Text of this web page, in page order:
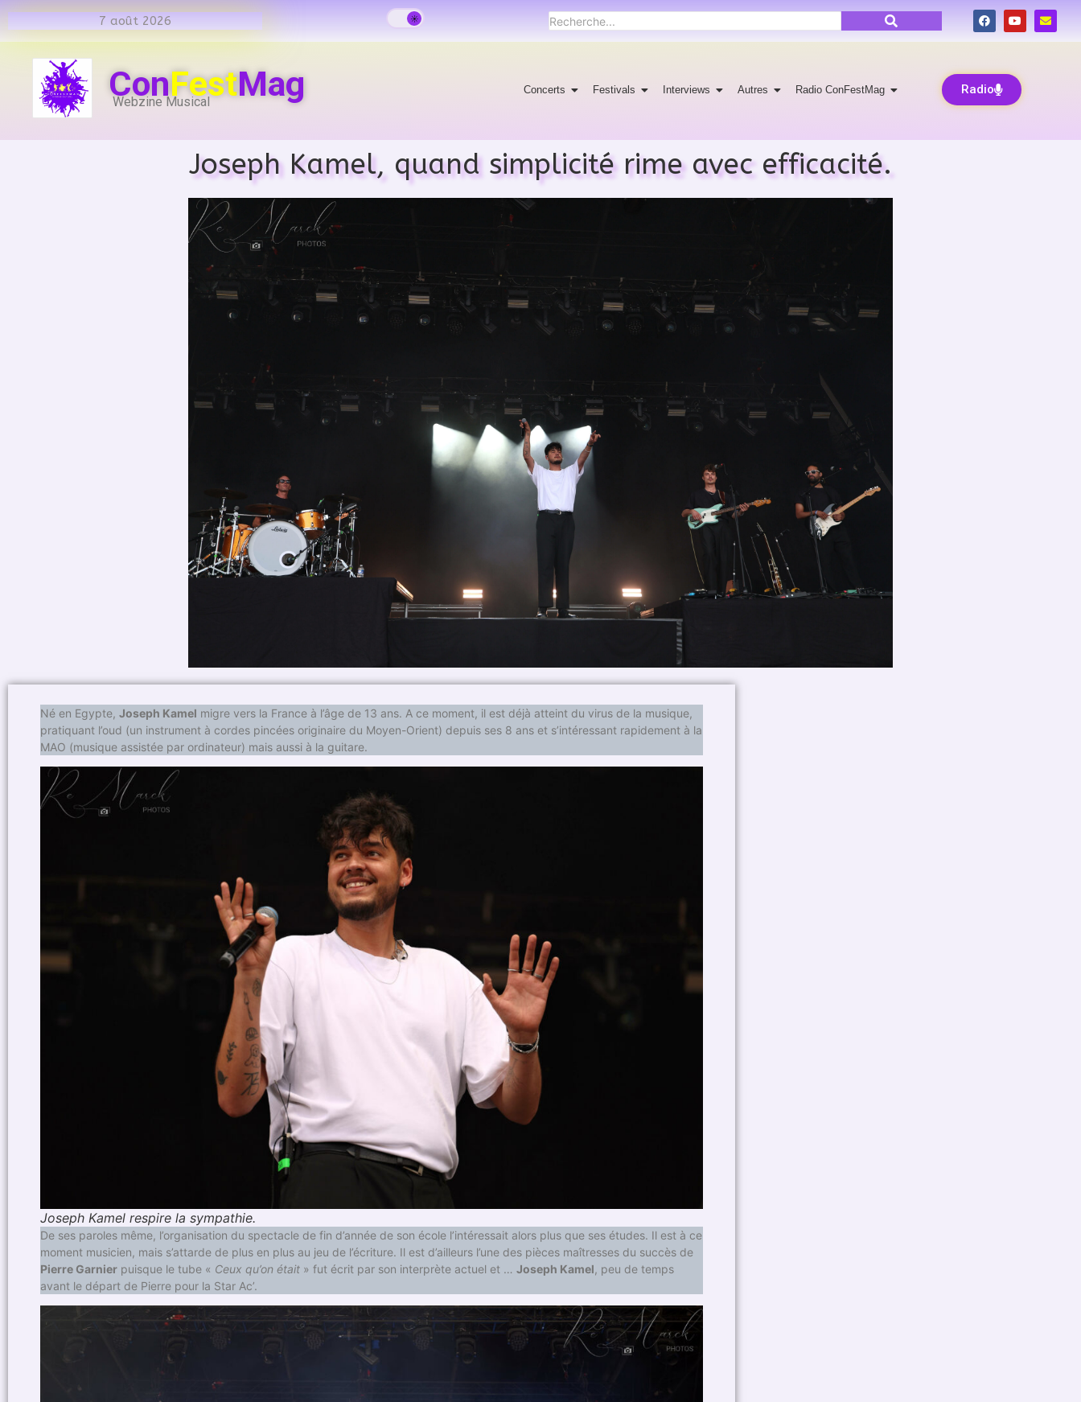
7 août 2026
ConFestMag
Webzine Musical
Concerts Festivals Interviews Autres Radio ConFestMag Radio
Joseph Kamel, quand simplicité rime avec efficacité.
Né en Egypte, Joseph Kamel migre vers la France à l’âge de 13 ans. A ce moment, il est déjà atteint du virus de la musique,
pratiquant l’oud (un instrument à cordes pincées originaire du Moyen-Orient) depuis ses 8 ans et s’intéressant rapidement à la
MAO (musique assistée par ordinateur) mais aussi à la guitare.
Joseph Kamel respire la sympathie.
De ses paroles même, l’organisation du spectacle de fin d’année de son école l’intéressait alors plus que ses études. Il est à ce
moment musicien, mais s’attarde de plus en plus au jeu de l’écriture. Il est d’ailleurs l’une des pièces maîtresses du succès de
Pierre Garnier puisque le tube « Ceux qu’on était » fut écrit par son interprète actuel et … Joseph Kamel, peu de temps
avant le départ de Pierre pour la Star Ac’.